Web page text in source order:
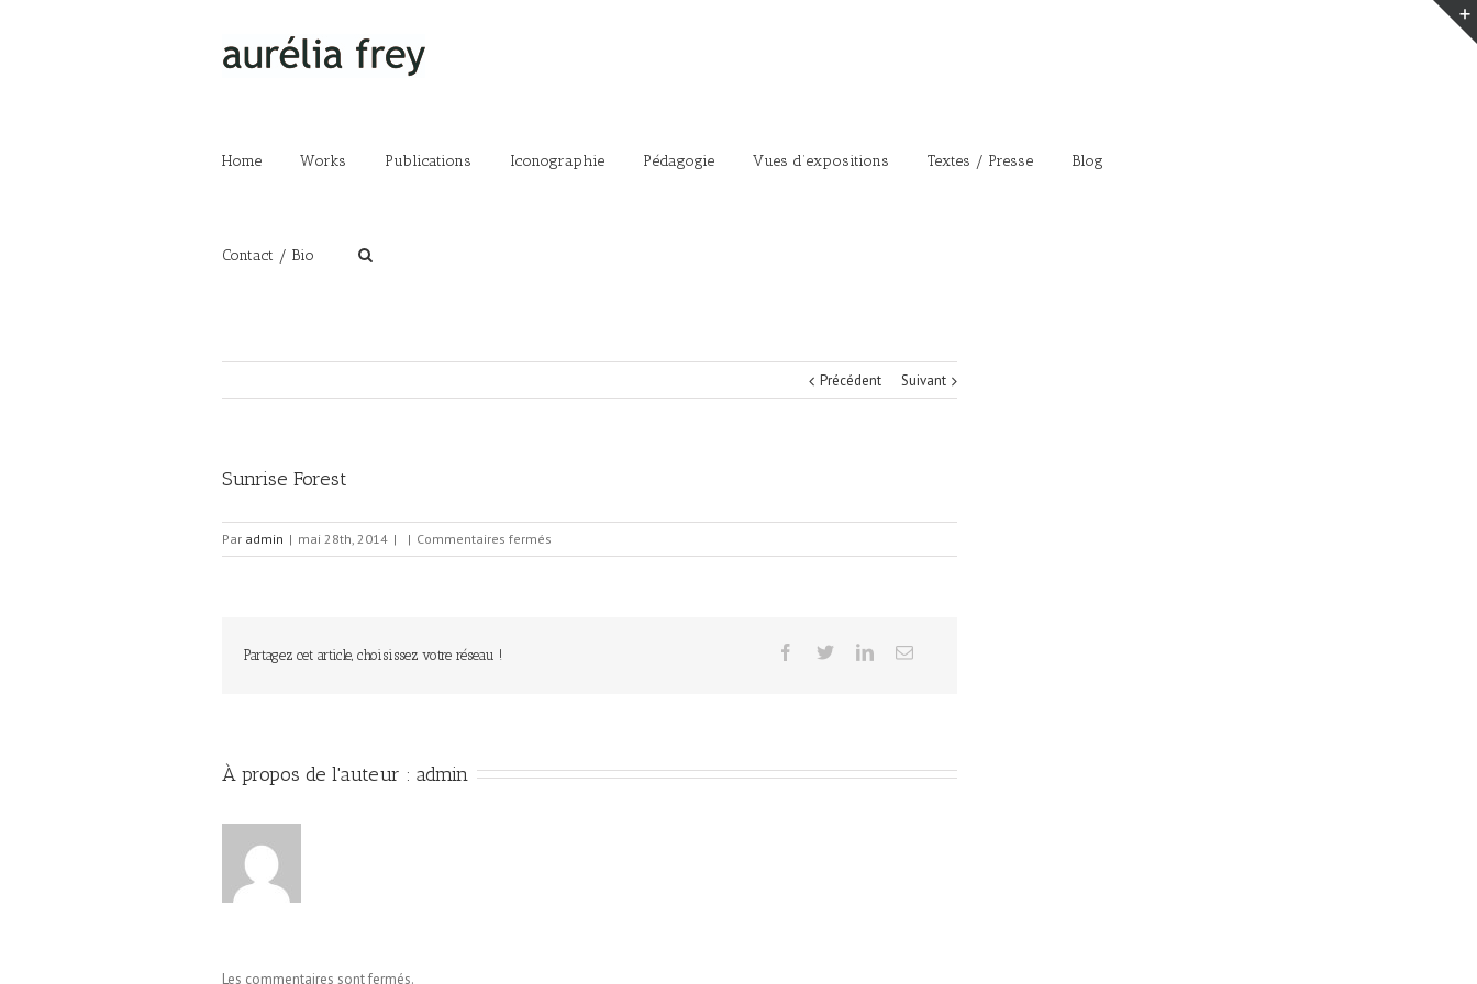
Home Works Publications Iconographie Pédagogie Vues d’expositions Textes / Presse Blog
Contact / Bio
Précédent Suivant
Sunrise Forest
Par admin | mai 28th, 2014 | | Commentaires fermés
Sunrise
Partagez cet article, choisissez votre réseau !
À propos de l'auteur : admin
Les commentaires sont fermés.